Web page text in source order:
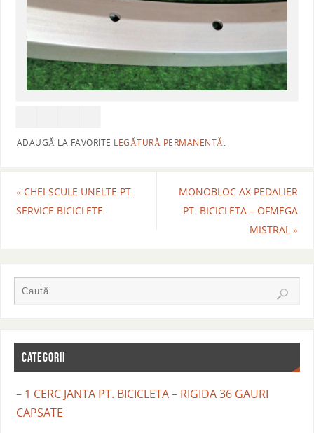
ADAUGĂ LA FAVORITE LEGĂTURĂ PERMANENTĂ.
«CHEI SCULE UNELTE PT.
SERVICE BICICLETE
MONOBLOC AX PEDALIER
PT. BICICLETA – OFMEGA
MISTRAL»
CATEGORII
– 1 CERC JANTA PT. BICICLETA – RIGIDA 36 GAURI
CAPSATE